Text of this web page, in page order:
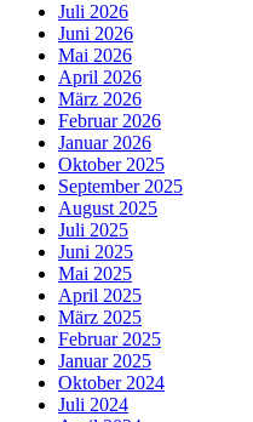
Juli 2026
Juni 2026
Mai 2026
April 2026
März 2026
Februar 2026
Januar 2026
Oktober 2025
September 2025
August 2025
Juli 2025
Juni 2025
Mai 2025
April 2025
März 2025
Februar 2025
Januar 2025
Oktober 2024
Juli 2024